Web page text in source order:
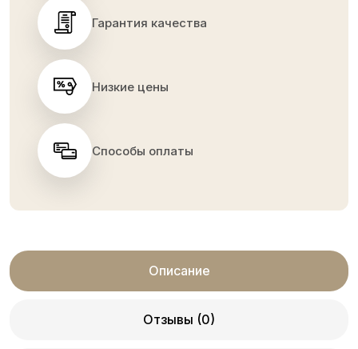
Гарантия качества
Низкие цены
Способы оплаты
Описание
Отзывы (0)